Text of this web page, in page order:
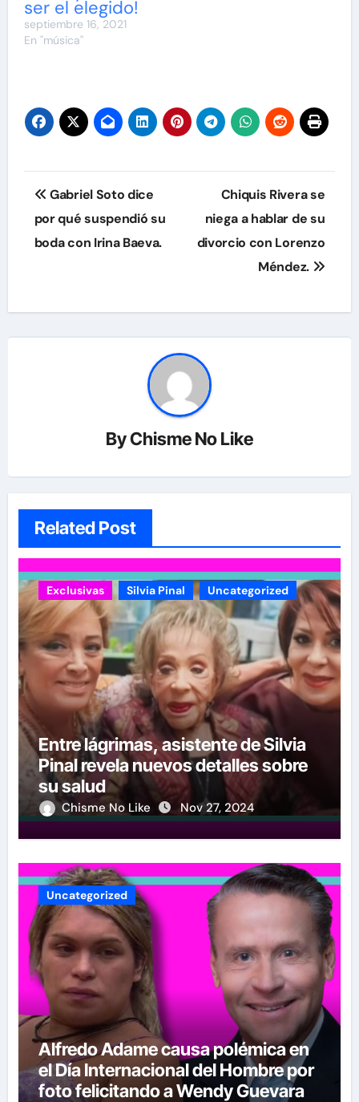
ser el elegido!
septiembre 16, 2021
En "música"
Navegación
de
entradas
Gabriel Soto dice
por qué suspendió su
boda con Irina Baeva.
Chiquis Rivera se
niega a hablar de su
divorcio con Lorenzo
Méndez.
ByChisme No Like
Related Post
Exclusivas Silvia Pinal Uncategorized
Entre lágrimas, asistente de Silvia
Pinal revela nuevos detalles sobre
su salud
Chisme No Like Nov 27, 2024
Uncategorized
Alfredo Adame causa polémica en
el Día Internacional del Hombre por
foto felicitando a Wendy Guevara